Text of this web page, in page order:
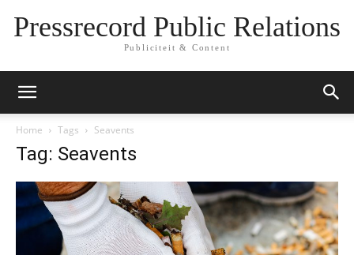
Pressrecord Public Relations
Publiciteit & Content
Home Tags Seavents
Tag: Seavents